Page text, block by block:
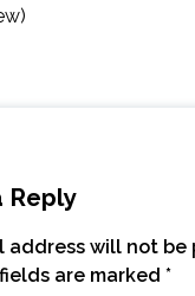
Reply
address will not be
are marked *